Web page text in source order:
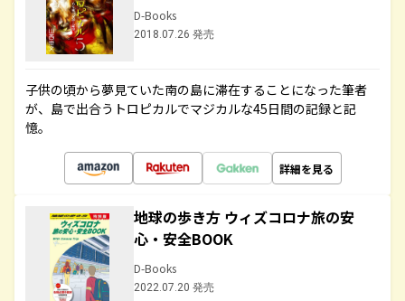
D-Books
2018.07.26 発売
子供の頃から夢見ていた南の島に滞在することになった筆者
が、島で出合うトロピカルでマジカルな45日間の記録と記
憶。
詳細を見る
地球の歩き方 ウィズコロナ旅の安
心・安全BOOK
D-Books
2022.07.20 発売